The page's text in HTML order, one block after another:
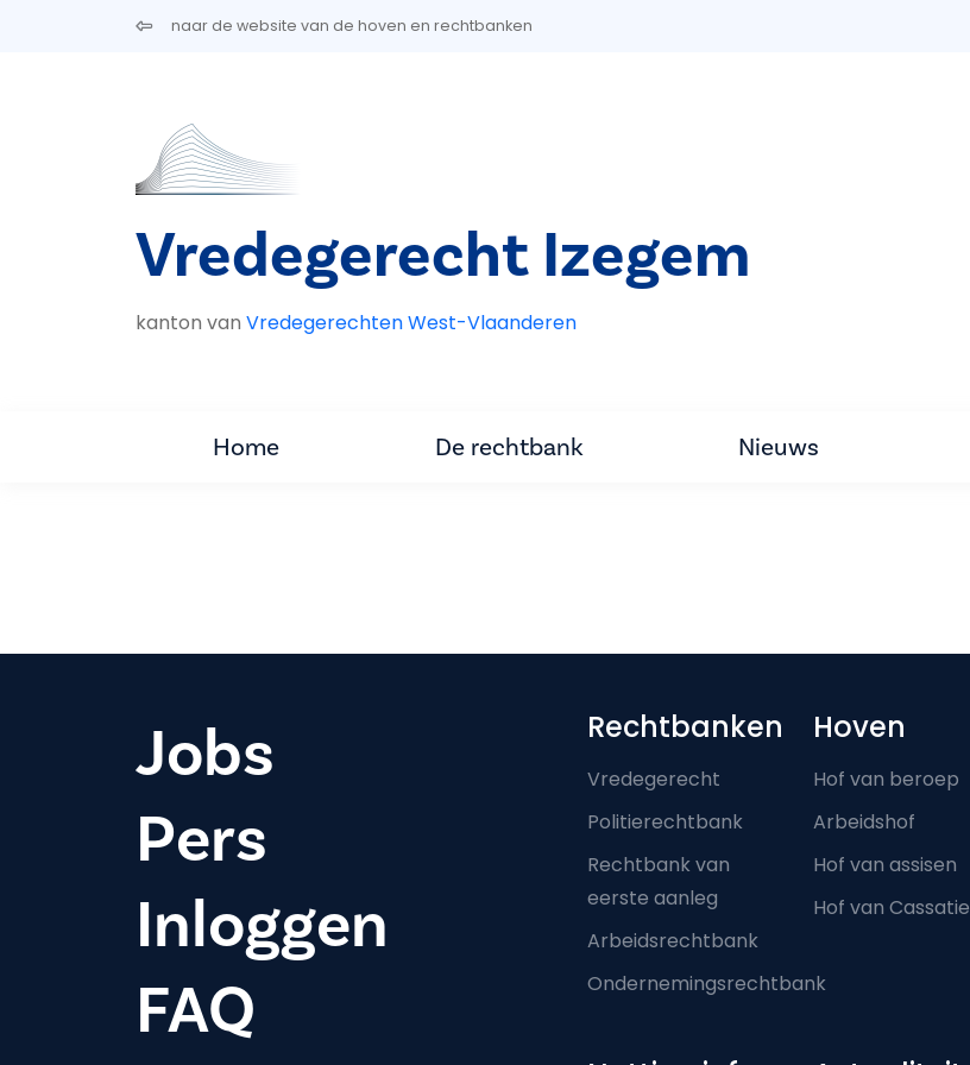
Overslaan en naar de inhoud gaannaar de website van de hoven en rechtbanken
Vredegerecht Izegem
kanton van Vredegerechten West-Vlaanderen
Home De rechtbank Nieuws
Jobs
Pers
Inloggen
FAQ
Footer-menu
Rechtbanken
Vredegerecht
Politierechtbank
Rechtbank van
eerste aanleg
Arbeidsrechtbank
Ondernemingsrechtbank
Hoven
Hof van beroep
Arbeidshof
Hof van assisen
Hof van Cassatie